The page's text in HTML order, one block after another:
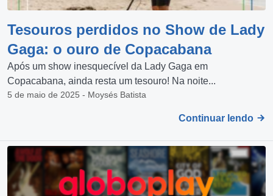
Tesouros perdidos no Show de Lady
Gaga: o ouro de Copacabana
Após um show inesquecível da Lady Gaga em
Copacabana, ainda resta um tesouro! Na noite...
5 de maio de 2025 - Moysés Batista
Continuar lendo